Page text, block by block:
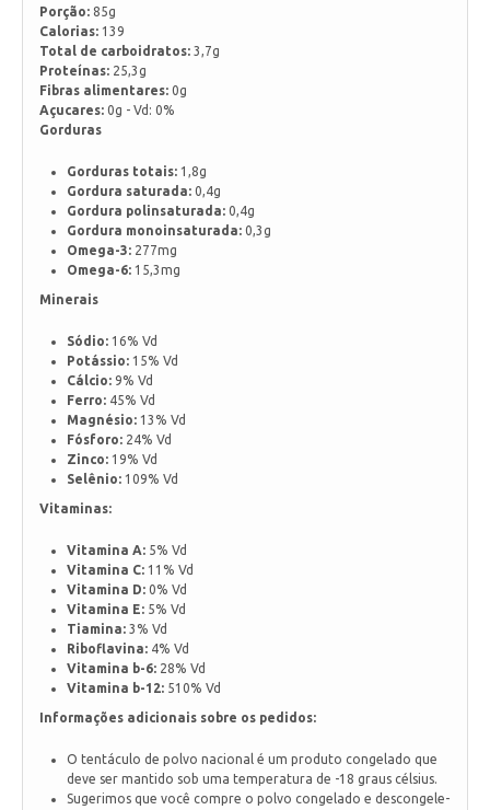
Porção: 85g
Calorias: 139
Total de carboidratos: 3,7g
Proteínas: 25,3g
Fibras alimentares: 0g
Açucares: 0g - Vd: 0%
Gorduras
Gorduras totais: 1,8g
Gordura saturada: 0,4g
Gordura polinsaturada: 0,4g
Gordura monoinsaturada: 0,3g
Omega-3: 277mg
Omega-6: 15,3mg
Minerais
Sódio: 16% Vd
Potássio: 15% Vd
Cálcio: 9% Vd
Ferro: 45% Vd
Magnésio: 13% Vd
Fósforo: 24% Vd
Zinco: 19% Vd
Selênio: 109% Vd
Vitaminas:
Vitamina A: 5% Vd
Vitamina C: 11% Vd
Vitamina D: 0% Vd
Vitamina E: 5% Vd
Tiamina: 3% Vd
Riboflavina: 4% Vd
Vitamina b-6: 28% Vd
Vitamina b-12: 510% Vd
Informações adicionais sobre os pedidos:
O tentáculo de polvo nacional é um produto congelado que
deve ser mantido sob uma temperatura de -18 graus célsius.
Sugerimos que você compre o polvo congelado e descongele-